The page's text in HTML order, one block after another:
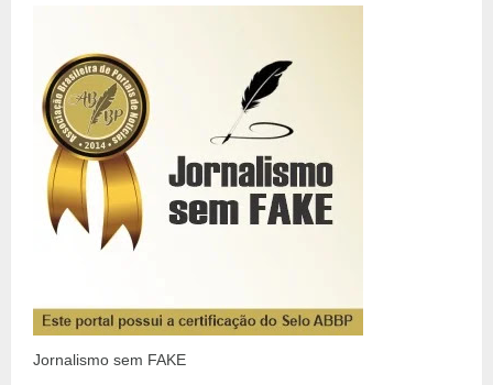
Jornalismo sem FAKE